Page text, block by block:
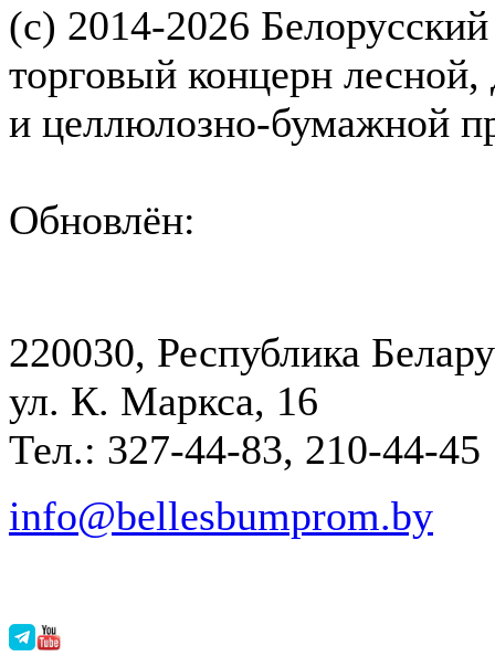
(с) 2014-2026
торговый концерн
и целлюлозно-бумажной
Обновлён:
220030, Республика
ул. К. Маркса, 16
Тел.: 327-44-83, 210-44-45
info@bellesbumprom.by